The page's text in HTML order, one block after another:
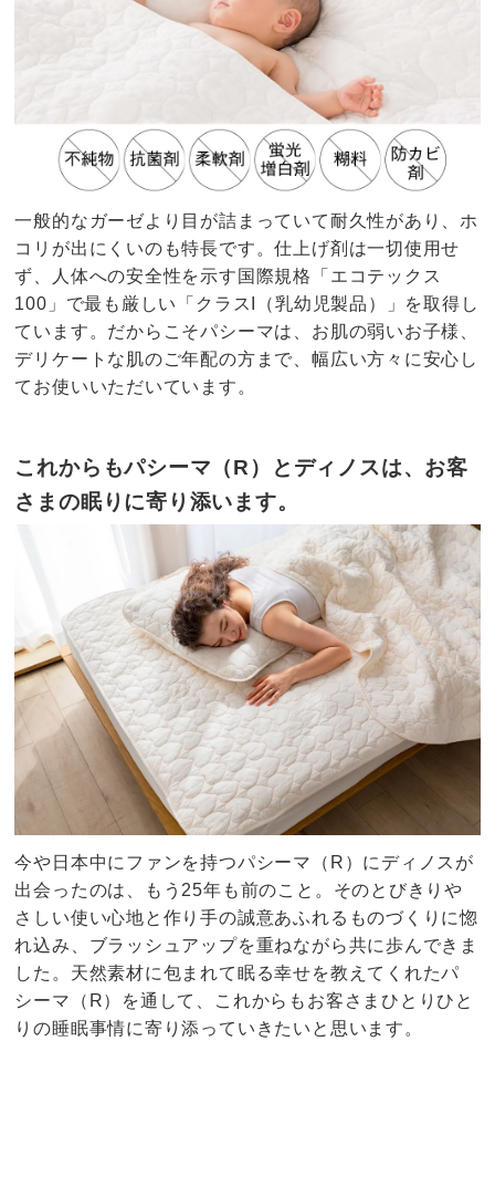
一般的なガーゼより目が詰まっていて耐久性があり、ホ
コリが出にくいのも特長です。仕上げ剤は一切使用せ
ず、人体への安全性を示す国際規格「エコテックス
100」で最も厳しい「クラスI（乳幼児製品）」を取得し
ています。だからこそパシーマは、お肌の弱いお子様、
デリケートな肌のご年配の方まで、幅広い方々に安心し
てお使いいただいています。
これからもパシーマ（R）とディノスは、お客
さまの眠りに寄り添います。
今や日本中にファンを持つパシーマ（R）にディノスが
出会ったのは、もう25年も前のこと。そのとびきりや
さしい使い心地と作り手の誠意あふれるものづくりに惚
れ込み、ブラッシュアップを重ねながら共に歩んできま
した。天然素材に包まれて眠る幸せを教えてくれたパ
シーマ（R）を通して、これからもお客さまひとりひと
りの睡眠事情に寄り添っていきたいと思います。